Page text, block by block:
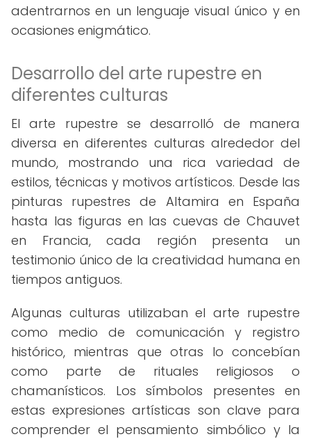
adentrarnos en un lenguaje visual único y en
ocasiones enigmático.
Desarrollo del arte rupestre en
diferentes culturas
El arte rupestre se desarrolló de manera
diversa en diferentes culturas alrededor del
mundo, mostrando una rica variedad de
estilos, técnicas y motivos artísticos. Desde las
pinturas rupestres de Altamira en España
hasta las figuras en las cuevas de Chauvet
en Francia, cada región presenta un
testimonio único de la creatividad humana en
tiempos antiguos.
Algunas culturas utilizaban el arte rupestre
como medio de comunicación y registro
histórico, mientras que otras lo concebían
como parte de rituales religiosos o
chamanísticos. Los símbolos presentes en
estas expresiones artísticas son clave para
comprender el pensamiento simbólico y la